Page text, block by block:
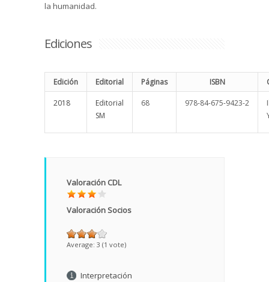
la humanidad.
Ediciones
Edición Editorial Páginas ISBN
2018
Editorial
SM
68 978-84-675-9423-2
Valoración CDL
Valoración Socios
Average: 3 (1 vote)
Interpretación